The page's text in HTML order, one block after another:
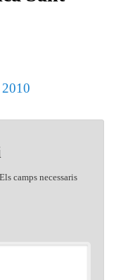
Els camps necessaris